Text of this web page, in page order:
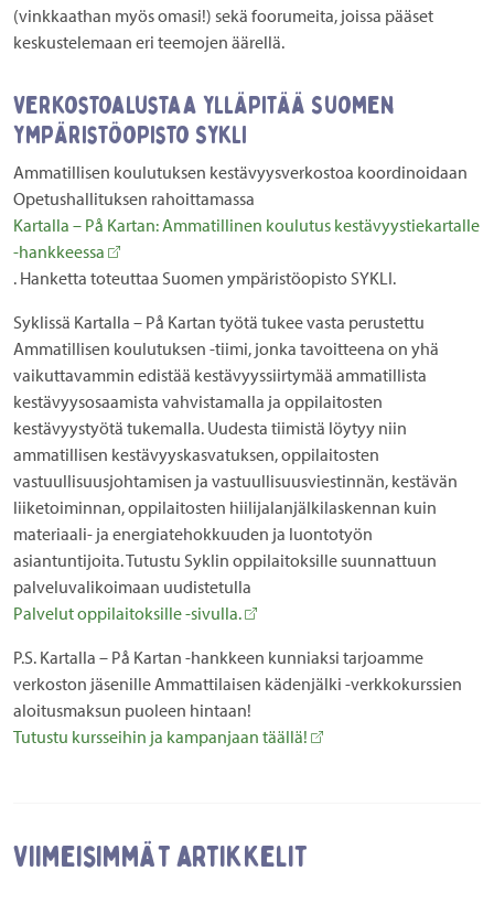
(vinkkaathan myös omasi!) sekä foorumeita, joissa pääset
keskustelemaan eri teemojen äärellä.
Verkostoalustaa ylläpitää Suomen
ympäristöopisto Sykli
Ammatillisen koulutuksen kestävyysverkostoa koordinoidaan
Opetushallituksen rahoittamassa
Kartalla – På Kartan: Ammatillinen koulutus kestävyystiekartalle
-hankkeessa
. Hanketta toteuttaa Suomen ympäristöopisto SYKLI.
Syklissä Kartalla – På Kartan työtä tukee vasta perustettu
Ammatillisen koulutuksen -tiimi, jonka tavoitteena on yhä
vaikuttavammin edistää kestävyyssiirtymää ammatillista
kestävyysosaamista vahvistamalla ja oppilaitosten
kestävyystyötä tukemalla. Uudesta tiimistä löytyy niin
ammatillisen kestävyyskasvatuksen, oppilaitosten
vastuullisuusjohtamisen ja vastuullisuusviestinnän, kestävän
liiketoiminnan, oppilaitosten hiilijalanjälkilaskennan kuin
materiaali- ja energiatehokkuuden ja luontotyön
asiantuntijoita. Tutustu Syklin oppilaitoksille suunnattuun
palveluvalikoimaan uudistetulla
Palvelut oppilaitoksille -sivulla.
P.S. Kartalla – På Kartan -hankkeen kunniaksi tarjoamme
verkoston jäsenille Ammattilaisen kädenjälki -verkkokurssien
aloitusmaksun puoleen hintaan!
Tutustu kursseihin ja kampanjaan täällä!
Viimeisimmät artikkelit